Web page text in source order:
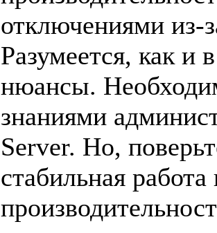
отключениями из-
Разумеется, как и
нюансы.
знаниями
Server. Но,
стабильная